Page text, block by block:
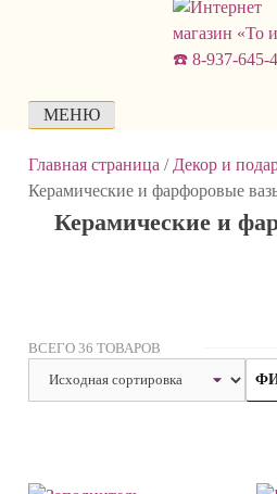
МЕНЮ
Главная страница / Декор и
Керамические и фарфоровые
Керамические и
ВСЕГО 36 ТОВАРОВ